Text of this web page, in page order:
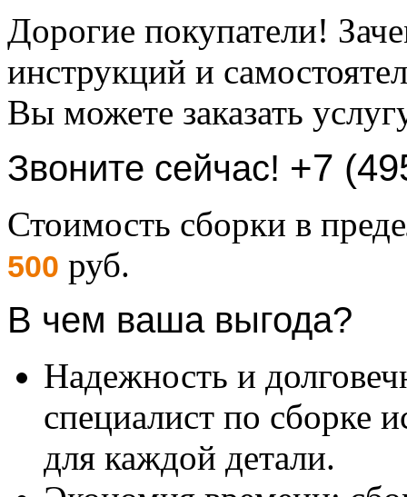
Дорогие покупатели!
инструкций и
Вы можете заказать
Звоните сейчас! +7
Стоимость сборки в
500 руб.
В чем ваша выгода?
Надежность и
специалист по сборке
для каждой детали.